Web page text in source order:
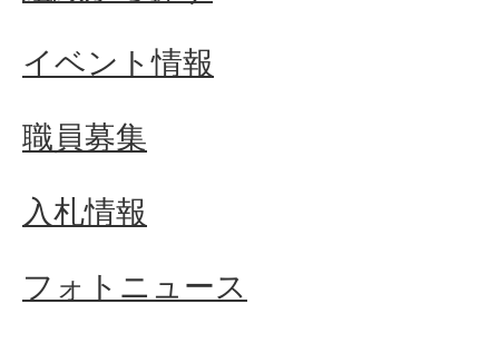
イベント情報
職員募集
入札情報
フォトニュース